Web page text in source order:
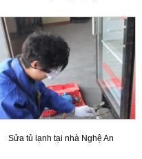
Sửa tủ lạnh tại nhà Nghệ An